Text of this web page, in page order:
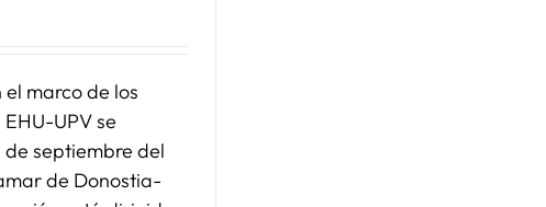
marco de los
UPV se
de septiembre del
de Donostia-